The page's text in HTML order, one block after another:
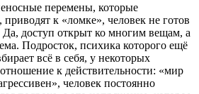
перемены, которые
приводят к «ломке», человек не готов
Да, доступ открыт ко многим вещам, а
Подросток, психика которого ещё
всё в себя, у некоторых
к действительности: «мир
человек постоянно